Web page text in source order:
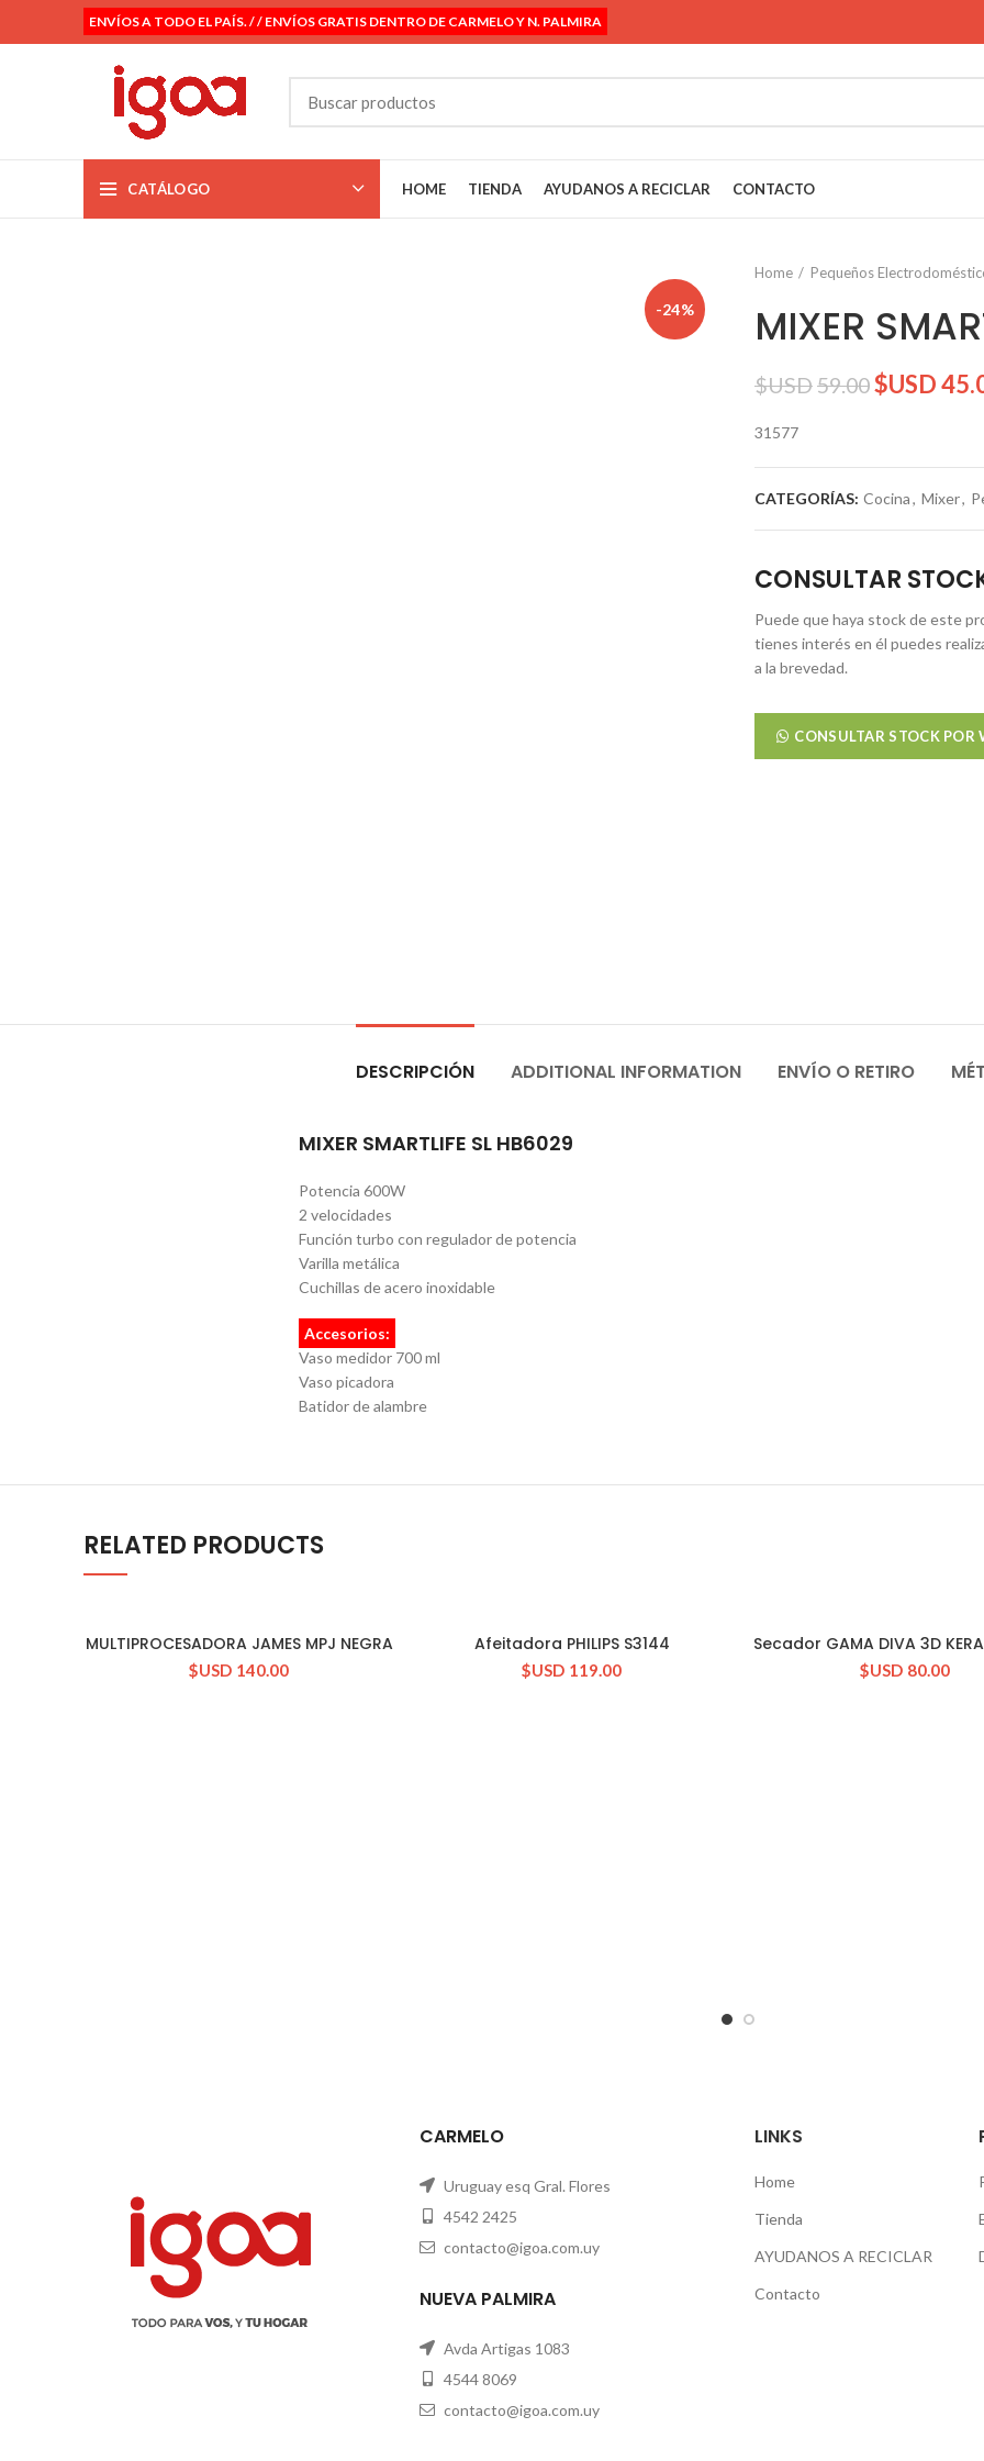
ENVÍOS A TODO EL PAÍS. / / ENVÍOS GRATIS DENTRO DE CARMELO Y N. PALMIRA
CATÁLOGO HOME TIENDA AYUDANOS A RECICLAR CONTACTO
-24%
Home Pequeños
MIXER
$USD59.00$USD
31577
CATEGORÍAS: Cocina, Mixer,
CONSULTAR
Puede que haya stock de este
tienes interés en él puedes
a la brevedad.
CONSULTAR STOCK POR
DESCRIPCIÓN ADDITIONAL INFORMATION ENVÍO O RETIRO
MIXER SMARTLIFE SL HB6029
Potencia 600W
2 velocidades
Función turbo con regulador de potencia
Varilla metálica
Cuchillas de acero inoxidable
Accesorios:
Vaso medidor 700 ml
Vaso picadora
Batidor de alambre
RELATED PRODUCTS
CONSULTAR STOCK
MULTIPROCESADORA JAMES MPJ NEGRA
$USD 140.00
CONSULTAR STOCK
Afeitadora PHILIPS S3144
$USD 119.00
CONSULTAR STOCK
Secador GAMA DIVA 3D
$USD 80.00
CARMELO
Uruguay esq Gral. Flores
4542 2425
contacto@igoa.com.uy
NUEVA PALMIRA
Avda Artigas 1083
4544 8069
contacto@igoa.com.uy
LINKS
Home
Tienda
AYUDANOS A RECICLAR
Contacto